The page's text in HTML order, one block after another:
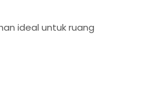
ideal untuk ruang